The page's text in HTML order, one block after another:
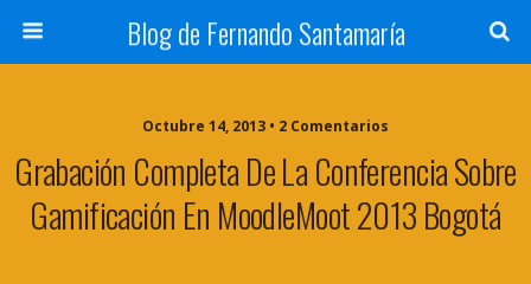
Blog de Fernando Santamaría
Octubre 14, 2013 • 2 Comentarios
Grabación Completa De La Conferencia Sobre
Gamificación En MoodleMoot 2013 Bogotá